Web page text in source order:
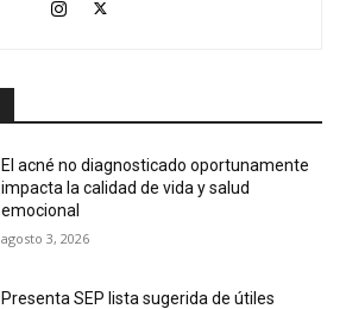
El acné no diagnosticado oportunamente
impacta la calidad de vida y salud
emocional
agosto 3, 2026
Presenta SEP lista sugerida de útiles